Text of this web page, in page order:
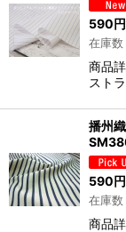
590円
在庫
商品
スト
播州
590円
在庫
商品